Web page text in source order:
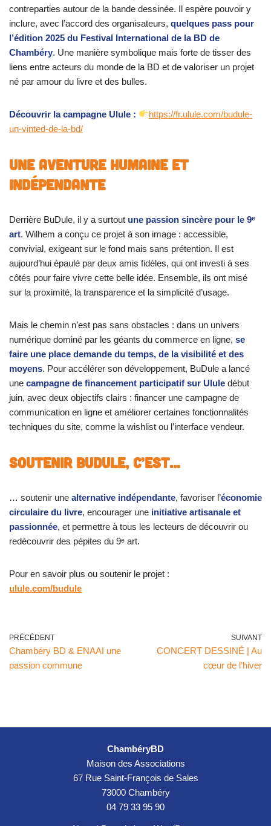
contreparties autour de la bande dessinée. Il espère pouvoir y
inclure, avec l’accord des organisateurs, quelques pass pour
l’édition 2025 du Festival International de la BD de
Chambéry. Une manière symbolique mais forte de tisser des
liens entre acteurs du monde de la BD et de valoriser un projet
né par amour du livre et des bulles.
Découvrir la campagne Ulule :
https://fr.ulule.com/budule-
un-vinted-de-la-bd/
Une aventure humaine et
indépendante
Derrière BuDule, il y a surtout une passion sincère pour le 9ᵉ
art. Wilhem a conçu ce projet à son image : accessible,
convivial, exigeant sur le fond mais sans prétention. Il est
aujourd’hui épaulé par deux amis fidèles, qui ont investi à ses
côtés pour faire vivre cette belle idée. Ensemble, ils ont misé
sur la proximité, la transparence et la simplicité d’usage.
Mais le chemin n’est pas sans obstacles : dans un univers
numérique dominé par les géants du commerce en ligne, se
faire une place demande du temps, de la visibilité et des
moyens. Pour accélérer son développement, BuDule a lancé
une campagne de financement participatif sur Ulule début
juin, avec deux objectifs clairs : financer une campagne de
communication en ligne et améliorer certaines fonctionnalités
techniques du site, comme la wishlist ou l’interface vendeur.
Soutenir BuDule, c’est…
… soutenir une alternative indépendante, favoriser l’économie
circulaire du livre, encourager une initiative artisanale et
passionnée, et permettre à tous les lecteurs de découvrir ou
redécouvrir des pépites du 9ᵉ art.
Pour en savoir plus ou soutenir le projet :
ulule.com/budule
PRÉCÉDENT
Chambéry BD & ENAAI une
passion commune
SUIVANT
CONCERT DESSINÉ | Au
cœur de l’hiver
ChambéryBD
Maison des Associations
67 Rue Saint-François de Sales
73000 Chambéry
04 79 33 95 90